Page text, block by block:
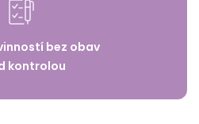
bez obav
kontrolou